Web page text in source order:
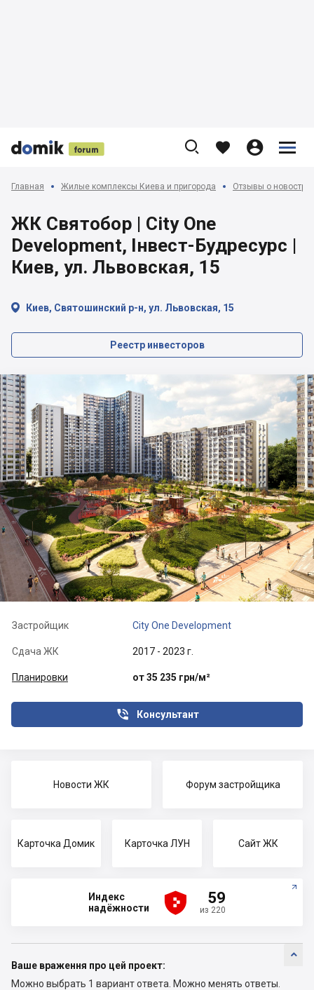


 
    


Главная Жилые комплексы Киева и пригорода Отзывы о
ЖК Святобор | City One
Development, Інвест-Будресурс |
Киев, ул. Львовская, 15
 Киев, Святошинский р-н, ул. Львовская, 15
Реестр инвесторов
Застройщик City One Development
Сдача ЖК 2017 - 2023 г.
Планировки от 35 235 грн/м²
Консультант

Новости ЖК Форум застройщика
Карточка Домик Карточка ЛУН Сайт ЖК
Индекс
надёжности




 59
из 220

Ваше враження про цей проект:
Можно выбрать 1 вариант ответа. Можно менять ответы.